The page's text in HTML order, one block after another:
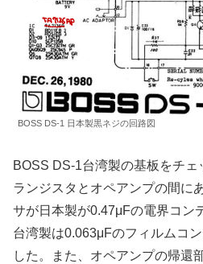
BOSS DS-1 日本製黒ネジの回路図
BOSS DS-1台湾製の基板をチェ
ランジスタとオペアンプの間に
サが日本製が0.47μFの電界コン
台湾製は0.063μFのフィルムコ
した。また、オペアンプの帰還